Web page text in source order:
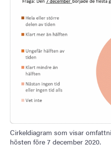
Cirkeldiagram som visar
hösten före 7 december 2020.